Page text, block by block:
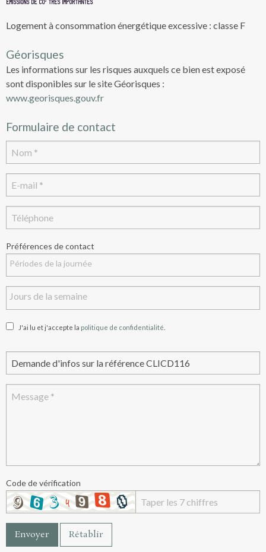
Logement à consommation énergétique excessive : classe F
Géorisques
Les informations sur les risques auxquels ce bien est exposé
sont disponibles sur le site Géorisques :
www.georisques.gouv.fr
Formulaire de contact
Préférences de contact
J'ai lu et j'accepte la politique de confidentialité
Code de vérification
Envoyer Rétablir